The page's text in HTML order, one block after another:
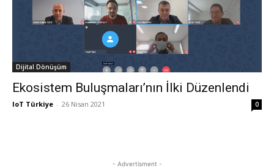
Dijital Dönüşüm
Ekosistem Buluşmaları’nın İlki Düzenlendi
IoT Türkiye - 26 Nisan 2021 0
- Advertisment -